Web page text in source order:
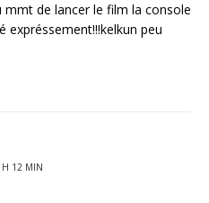
de lancer le film la console
expréssement!!!kelkun peu
H 12 MIN